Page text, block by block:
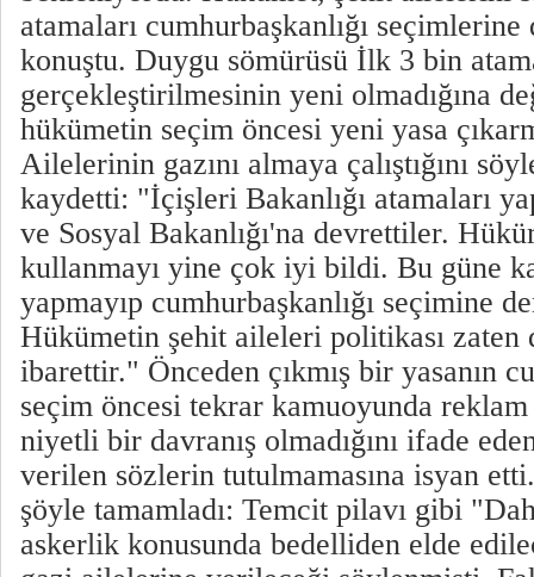
atamaları cumhurbaşkanlığı
konuştu. Duygu sömürüsü İlk 3 bin
gerçekleştirilmesinin yeni olmadığına
hükümetin seçim öncesi yeni yasa
Ailelerinin gazını almaya çalıştığını
kaydetti: "İçişleri Bakanlığı atamaları
ve Sosyal Bakanlığı'na devrettiler.
kullanmayı yine çok iyi bildi. Bu güne
yapmayıp cumhurbaşkanlığı seçimine
Hükümetin şehit aileleri politikası zaten
ibarettir." Önceden çıkmış bir yasanın
seçim öncesi tekrar kamuoyunda
niyetli bir davranış olmadığını ifade
verilen sözlerin tutulmamasına isyan
şöyle tamamladı: Temcit pilavı gibi
askerlik konusunda bedelliden elde